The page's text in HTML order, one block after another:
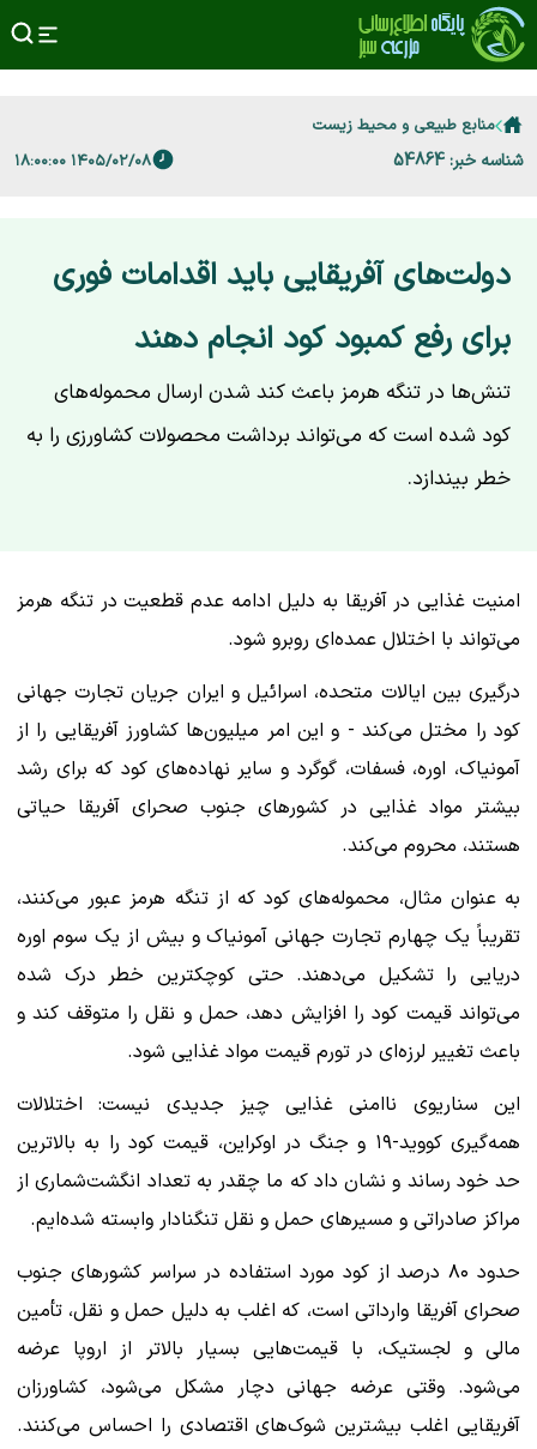
منابع طبیعی و محیط زیست
شناسه خبر: 54864 ۱۴۰۵/۰۲/۰۸ ۱۸:۰۰:۰۰
دولت‌های آفریقایی باید اقدامات فوری
برای رفع کمبود کود انجام دهند
تنش‌ها در تنگه هرمز باعث کند شدن ارسال محموله‌های
کود شده است که می‌تواند برداشت محصولات کشاورزی را به
خطر بیندازد.
امنیت غذایی در آفریقا به دلیل ادامه عدم قطعیت در تنگه هرمز
می‌تواند با اختلال عمده‌ای روبرو شود.
درگیری بین ایالات متحده، اسرائیل و ایران جریان تجارت جهانی
کود را مختل می‌کند - و این امر میلیون‌ها کشاورز آفریقایی را از
آمونیاک، اوره، فسفات، گوگرد و سایر نهاده‌های کود که برای رشد
بیشتر مواد غذایی در کشورهای جنوب صحرای آفریقا حیاتی
هستند، محروم می‌کند.
به عنوان مثال، محموله‌های کود که از تنگه هرمز عبور می‌کنند،
تقریباً یک چهارم تجارت جهانی آمونیاک و بیش از یک سوم اوره
دریایی را تشکیل می‌دهند. حتی کوچکترین خطر درک شده
می‌تواند قیمت کود را افزایش دهد، حمل و نقل را متوقف کند و
باعث تغییر لرزه‌ای در تورم قیمت مواد غذایی شود.
این سناریوی ناامنی غذایی چیز جدیدی نیست: اختلالات
همه‌گیری کووید-۱۹ و جنگ در اوکراین، قیمت کود را به بالاترین
حد خود رساند و نشان داد که ما چقدر به تعداد انگشت‌شماری از
مراکز صادراتی و مسیرهای حمل و نقل تنگنادار وابسته شده‌ایم.
حدود ۸۰ درصد از کود مورد استفاده در سراسر کشورهای جنوب
صحرای آفریقا وارداتی است، که اغلب به دلیل حمل و نقل، تأمین
مالی و لجستیک، با قیمت‌هایی بسیار بالاتر از اروپا عرضه
می‌شود. وقتی عرضه جهانی دچار مشکل می‌شود، کشاورزان
آفریقایی اغلب بیشترین شوک‌های اقتصادی را احساس می‌کنند.